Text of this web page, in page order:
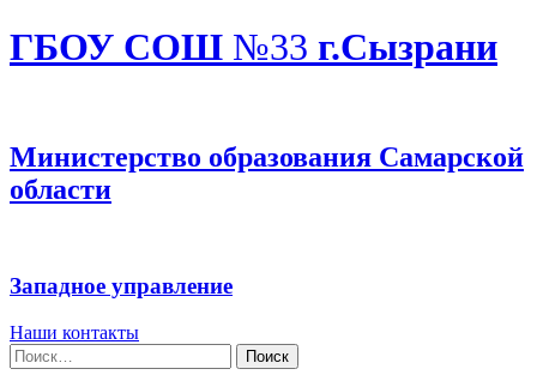
ГБОУ СОШ №33 г.Сызрани
Министерство образования Самарской
области
Западное управление
Наши контакты
Найти: